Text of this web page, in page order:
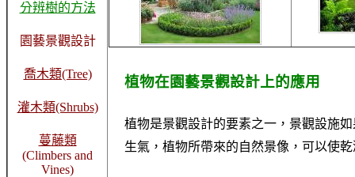
分辨樹的方法
園藝景觀設計
喬木類(Tree)
灌木類(Shrubs)
蔓藤類
(Climbers and
Vines)
植物在園藝景觀設計上的應用
植物是景觀設計的要素之一，景觀設施
生氣，植物所帶來的自然景像，可以使